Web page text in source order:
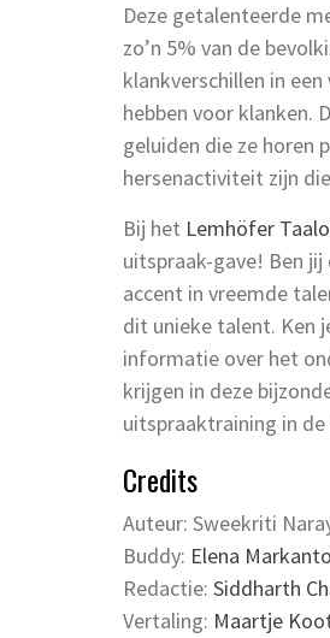
Deze getalenteerde
zo’n 5% van de
klankverschillen in
hebben voor klanken.
geluiden die ze horen
hersenactiviteit zijn
Bij het Lemhöfer
uitspraak-gave! Ben
accent in vreemde
dit unieke talent. Ken
informatie over het
krijgen in deze
uitspraaktraining in
Credits
Auteur: Sweekriti
Buddy: Elena
Redactie: Siddharth
Vertaling: Maartje